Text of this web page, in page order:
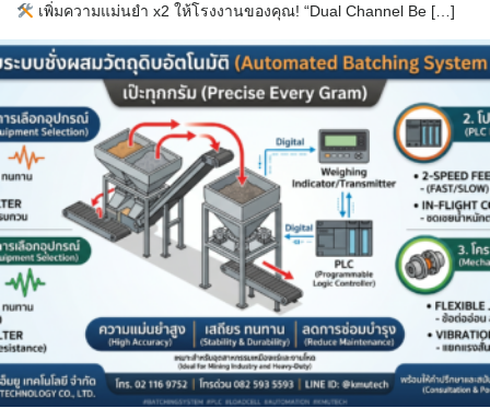
เพิ่มความแม่นยำ x2 ให้โรงงานของคุณ! “Dual Channel Be […]